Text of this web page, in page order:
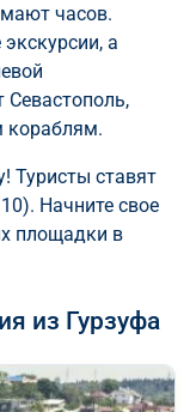
часов.
а
Севастополь,
кораблям.
Туристы ставят
Начните свое
площадки в
из Гурзуфа